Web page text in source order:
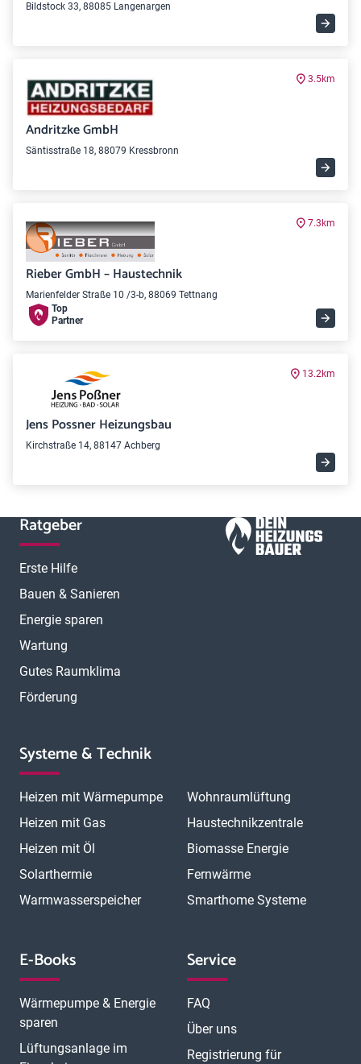
Bildstock 33, 88085 Langenargen
3.5km
Andritzke GmbH
Säntisstraße 18, 88079 Kressbronn
7.3km
Rieber GmbH – Haustechnik
Marienfelder Straße 10 /3-b, 88069 Tettnang
Top
Partner
13.2km
Jens Possner Heizungsbau
Kirchstraße 14, 88147 Achberg
Ratgeber
Erste Hilfe
Bauen & Sanieren
Energie sparen
Wartung
Gutes Raumklima
Förderung
Systeme & Technik
Heizen mit Wärmepumpe
Heizen mit Gas
Heizen mit Öl
Solarthermie
Warmwasserspeicher
Wohnraumlüftung
Haustechnikzentrale
Biomasse Energie
Fernwärme
Smarthome Systeme
E-Books
Wärmepumpe & Energie
sparen
Lüftungsanlage im
Service
FAQ
Über uns
Registrierung für